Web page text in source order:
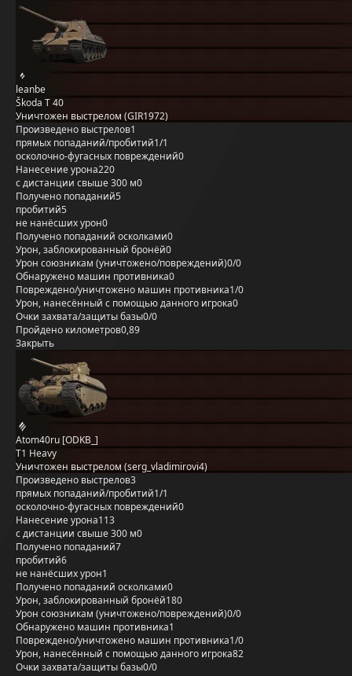
leanbe
Škoda T 40
Уничтожен выстрелом (GIR1972)
Произведено выстрелов1
прямых попаданий/пробитий1/1
осколочно-фугасных повреждений0
Нанесение урона220
с дистанции свыше 300 м0
Получено попаданий5
пробитий5
не нанёсших урон0
Получено попаданий осколками0
Урон, заблокированный бронёй0
Урон союзникам (уничтожено/повреждений)0/0
Обнаружено машин противника0
Повреждено/уничтожено машин противника1/0
Урон, нанесённый с помощью данного игрока0
Очки захвата/защиты базы0/0
Пройдено километров0,89
Закрыть
Atom40ru [ODKB_]
T1 Heavy
Уничтожен выстрелом (serg_vladimirovi4)
Произведено выстрелов3
прямых попаданий/пробитий1/1
осколочно-фугасных повреждений0
Нанесение урона113
с дистанции свыше 300 м0
Получено попаданий7
пробитий6
не нанёсших урон1
Получено попаданий осколками0
Урон, заблокированный бронёй180
Урон союзникам (уничтожено/повреждений)0/0
Обнаружено машин противника1
Повреждено/уничтожено машин противника1/0
Урон, нанесённый с помощью данного игрока82
Очки захвата/защиты базы0/0